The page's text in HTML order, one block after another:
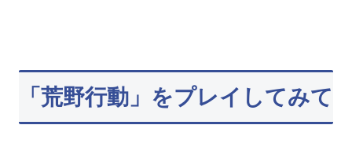
「荒野行動」をプレイしてみて